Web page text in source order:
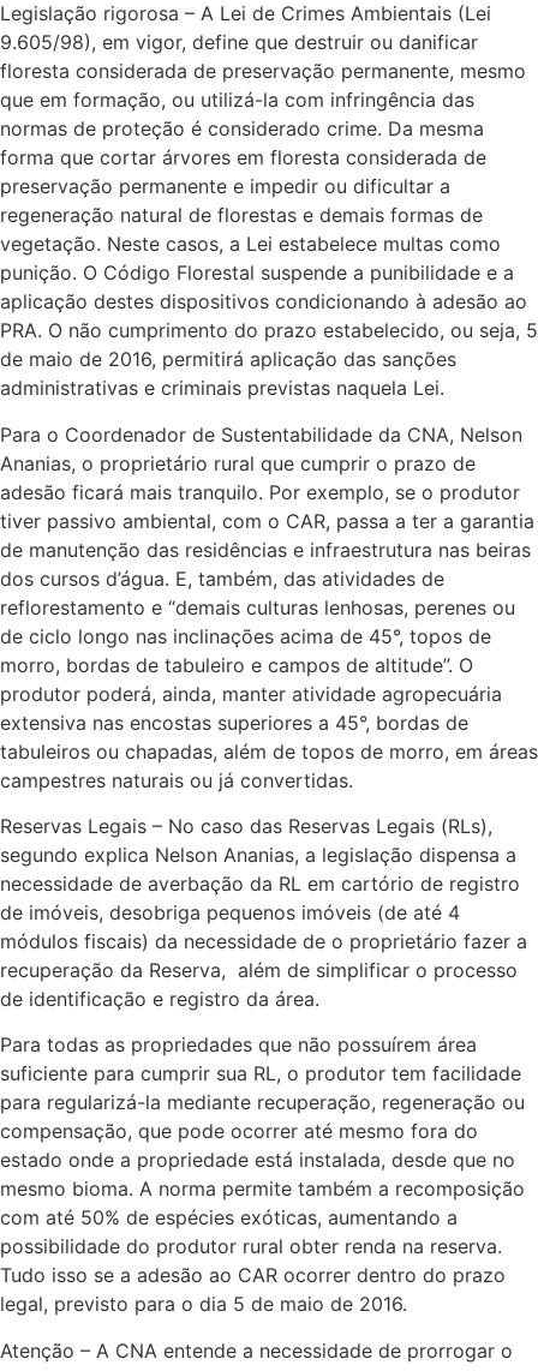
Legislação rigorosa – A Lei de Crimes Ambientais (Lei
9.605/98), em vigor, define que destruir ou danificar
floresta considerada de preservação permanente, mesmo
que em formação, ou utilizá-la com infringência das
normas de proteção é considerado crime. Da mesma
forma que cortar árvores em floresta considerada de
preservação permanente e impedir ou dificultar a
regeneração natural de florestas e demais formas de
vegetação. Neste casos, a Lei estabelece multas como
punição. O Código Florestal suspende a punibilidade e a
aplicação destes dispositivos condicionando à adesão ao
PRA. O não cumprimento do prazo estabelecido, ou seja, 5
de maio de 2016, permitirá aplicação das sanções
administrativas e criminais previstas naquela Lei.
Para o Coordenador de Sustentabilidade da CNA, Nelson
Ananias, o proprietário rural que cumprir o prazo de
adesão ficará mais tranquilo. Por exemplo, se o produtor
tiver passivo ambiental, com o CAR, passa a ter a garantia
de manutenção das residências e infraestrutura nas beiras
dos cursos d’água. E, também, das atividades de
reflorestamento e “demais culturas lenhosas, perenes ou
de ciclo longo nas inclinações acima de 45°, topos de
morro, bordas de tabuleiro e campos de altitude”. O
produtor poderá, ainda, manter atividade agropecuária
extensiva nas encostas superiores a 45°, bordas de
tabuleiros ou chapadas, além de topos de morro, em áreas
campestres naturais ou já convertidas.
Reservas Legais – No caso das Reservas Legais (RLs),
segundo explica Nelson Ananias, a legislação dispensa a
necessidade de averbação da RL em cartório de registro
de imóveis, desobriga pequenos imóveis (de até 4
módulos fiscais) da necessidade de o proprietário fazer a
recuperação da Reserva, além de simplificar o processo
de identificação e registro da área.
Para todas as propriedades que não possuírem área
suficiente para cumprir sua RL, o produtor tem facilidade
para regularizá-la mediante recuperação, regeneração ou
compensação, que pode ocorrer até mesmo fora do
estado onde a propriedade está instalada, desde que no
mesmo bioma. A norma permite também a recomposição
com até 50% de espécies exóticas, aumentando a
possibilidade do produtor rural obter renda na reserva.
Tudo isso se a adesão ao CAR ocorrer dentro do prazo
legal, previsto para o dia 5 de maio de 2016.
Atenção – A CNA entende a necessidade de prorrogar o